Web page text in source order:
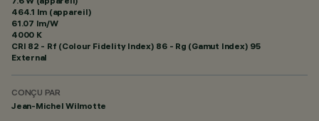
464.1 lm (appareil)
61.07 lm/W
4000 K
CRI 82 - Rf (Colour Fidelity Index) 86 - Rg (Gamut Index) 95
External
CONÇU PAR
Jean-Michel Wilmotte